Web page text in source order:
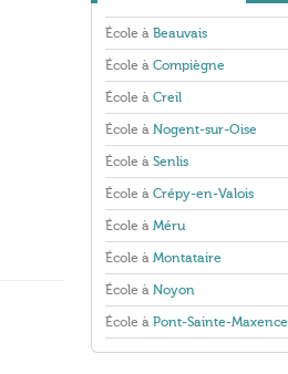
École à Beauvais
École à Compiègne
École à Creil
École à Nogent-sur-Oise
École à Senlis
École à Crépy-en-Valois
École à Méru
École à Montataire
École à Noyon
École à Pont-Sainte-Maxence